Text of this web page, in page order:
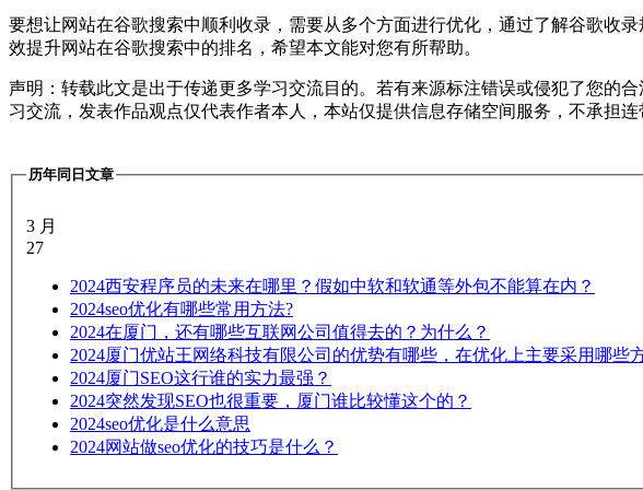
要想让网站在谷歌搜索中顺利收录，需要从多个方面进行优化，通过了解谷歌收
效提升网站在谷歌搜索中的排名，希望本文能对您有所帮助。
声明：转载此文是出于传递更多学习交流目的。若有来源标注错误或侵犯了您的
习交流，发表作品观点仅代表作者本人，本站仅提供信息存储空间服务，不承担
历年同日文章
3 月
27
2024西安程序员的未来在哪里？假如中软和软通等外包不能算在内？
2024seo优化有哪些常用方法?
2024在厦门，还有哪些互联网公司值得去的？为什么？
2024厦门优站王网络科技有限公司的优势有哪些，在优化上主要采用哪些
2024厦门SEO这行谁的实力最强？
2024突然发现SEO也很重要，厦门谁比较懂这个的？
2024seo优化是什么意思
2024网站做seo优化的技巧是什么？